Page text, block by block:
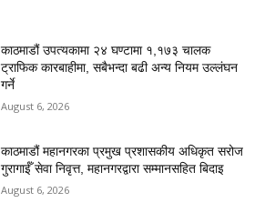
काठमाडौं उपत्यकामा २४ घण्टामा १,१७३ चालक
ट्राफिक कारबाहीमा, सबैभन्दा बढी अन्य नियम उल्लंघन
गर्ने
August 6, 2026
काठमाडौं महानगरका प्रमुख प्रशासकीय अधिकृत सरोज
गुरागाईँ सेवा निवृत्त, महानगरद्वारा सम्मानसहित बिदाइ
August 6, 2026